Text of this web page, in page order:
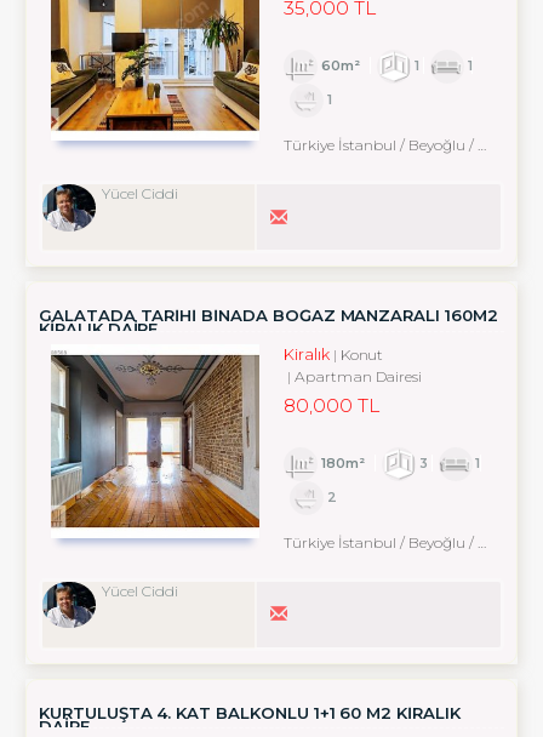
35,000 TL
60m² 1
1
1
Türkiye İstanbul / Beyoğlu / Cihangir
Yücel Ciddi
GALATADA TARIHI BINADA BOĞAZ MANZARALI 160M2
KIRALIK DAIRE
Kiralık
Konut
Apartman Dairesi
80,000 TL
180m² 3
1
2
Türkiye İstanbul / Beyoğlu / Karaköy
Yücel Ciddi
KURTULUŞTA 4. KAT BALKONLU 1+1 60 M2 KİRALIK
DAİRE